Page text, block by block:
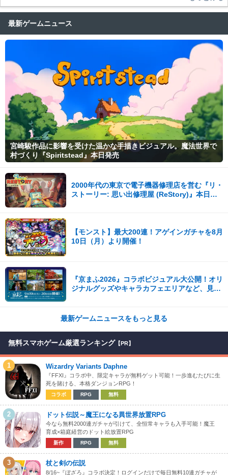
最新ゲームニュース
宮崎駿作品に影響を受けた温かな手描きビジュアル。魔法世界で
村づくり『Spiritstead』本日発売
2000年代の東京で電子機器修理店を営む『リ・
ストーリー: 思い出修理屋 (ReStory)』本日
【モンスト】最大200連！アゲインガチャを8月
10日（月）より開催！
『京まふ2026』コラボビジュアル大公開！オリ
ジナルグッズやキャラカフェエリアなど、見ど
最新ゲームニュースをもっと見る
無料スマホゲーム厳選ランキング 【PR】
1 Wizardry Variants Daphne
『FFXI』コラボ中、限定キャラが無料ゲット可能！一歩進むたびに生
死を賭ける、本格ダンジョンRPG！
コラボ RPG 無料
2 ドット伝説～魔王になる異世界放置RPG
今なら無料2000連ガチャが引けて、全恒常キャラも入手可能！魔王
育成×箱庭経営のドット絵放置RPG
新作 RPG 無料
3 杖と剣の伝説
8/16~『ぼざろ』コラボ決定！ログインだけで毎日無料10連ガチャが